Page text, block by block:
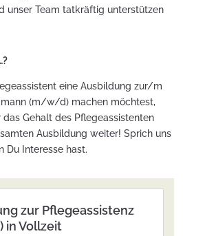
unser Team tatkräftig unterstützen
eine Ausbildung zur/m
(m/w/d) machen möchtest,
das Gehalt des Pflegeassistenten
Ausbildung weiter! Sprich uns
Du Interesse hast.
zur Pflegeassistenz
Vollzeit